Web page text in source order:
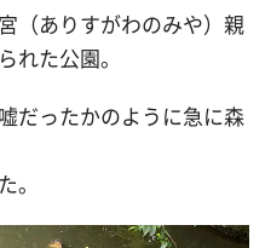
（ありすがわのみや）親
れた公園。
だったかのように急に森
。